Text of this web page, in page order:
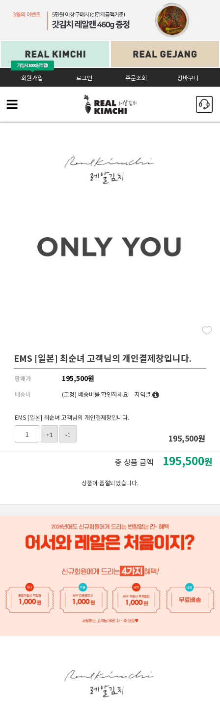
회원가입
가입시1000원 적립!
로그인 주문조회 장바구니
EMS [일본] 최순녀 고객님의 개인결제창입니다.
판매가 195,500원
배송비 (고정) 배송비를 확인하세요 지역별
EMS [일본] 최순녀 고객님의 개인결제창입니다.
+1 -1 195,500원
총 상품 금액 195,500원
상품이 품절되었습니다.